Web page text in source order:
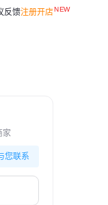
反馈注册开店
家
您联系